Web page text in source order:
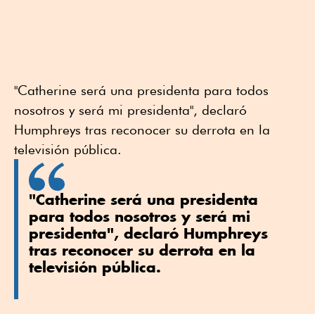
"Catherine será una presidenta para todos
nosotros y será mi presidenta", declaró
Humphreys tras reconocer su derrota en la
televisión pública.
"Catherine será una presidenta
para todos nosotros y será mi
presidenta", declaró Humphreys
tras reconocer su derrota en la
televisión pública.